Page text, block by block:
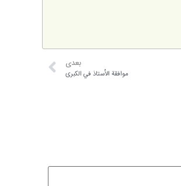
بعدی
موافقة الأُستاذ في الكبرى